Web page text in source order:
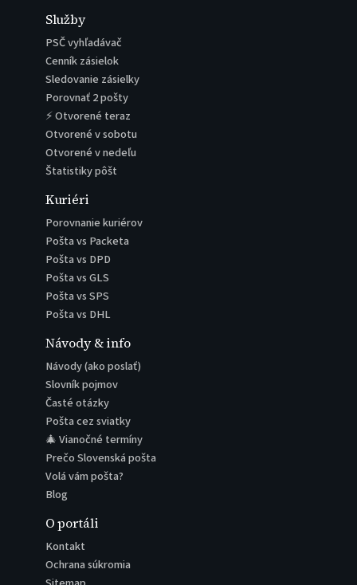
Služby
PSČ vyhľadávač
Cenník zásielok
Sledovanie zásielky
Porovnať 2 pošty
⚡ Otvorené teraz
Otvorené v sobotu
Otvorené v nedeľu
Štatistiky pôšt
Kuriéri
Porovnanie kuriérov
Pošta vs Packeta
Pošta vs DPD
Pošta vs GLS
Pošta vs SPS
Pošta vs DHL
Návody & info
Návody (ako poslať)
Slovník pojmov
Časté otázky
Pošta cez sviatky
🎄 Vianočné termíny
Prečo Slovenská pošta
Volá vám pošta?
Blog
O portáli
Kontakt
Ochrana súkromia